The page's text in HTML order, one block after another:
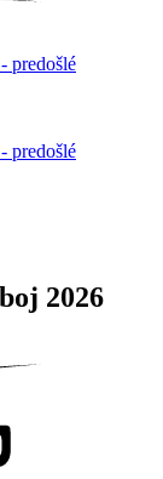
predošlé
predošlé
2026